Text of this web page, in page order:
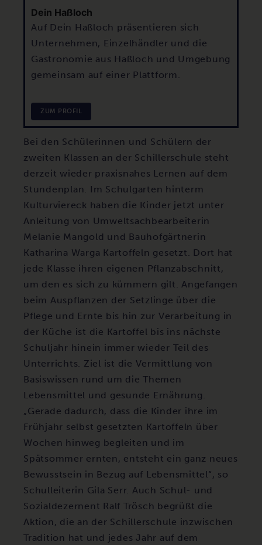
Dein Haßloch
Auf Dein Haßloch präsentieren sich
Unternehmen, Einzelhändler und die
Gastronomie aus Haßloch und Umgebung
gemeinsam auf einer Plattform.
ZUM PROFIL
Bei den Schülerinnen und Schülern der
zweiten Klassen an der Schillerschule steht
derzeit wieder praxisnahes Lernen auf dem
Stundenplan. Im Schulgarten hinterm
Kulturviereck haben die Kinder jetzt unter
Anleitung von Umweltsachbearbeiterin
Melanie Mangold und Bauhofgärtnerin
Katharina Warga Kartoffeln gesetzt. Dort hat
jede Klasse ihren eigenen Pflanzabschnitt,
um den es sich zu kümmern gilt. Angefangen
beim Auspflanzen der Setzlinge über die
Pflege und Ernte bis hin zur Verarbeitung in
der Küche ist die Kartoffel bis ins nächste
Schuljahr hinein immer wieder Teil des
Unterrichts. Ziel ist die Vermittlung von
Basiswissen rund um die Themen
Lebensmittel und gesunde Ernährung.
„Gerade dadurch, dass die Kinder ihre im
Frühjahr selbst gesetzten Kartoffeln über
Wochen hinweg begleiten und im
Spätsommer ernten, entsteht ein ganz neues
Bewusstsein in Bezug auf Lebensmittel“, so
Schulleiterin Gila Serr. Auch Schul- und
Sozialdezernent Ralf Trösch begrüßt die
Aktion, die an der Schillerschule inzwischen
Tradition hat und jedes Jahr auf dem